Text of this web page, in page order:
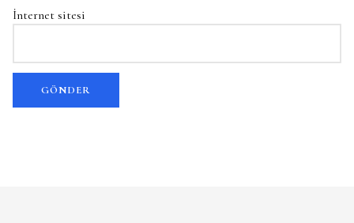
İnternet sitesi